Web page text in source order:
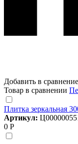
Добавить в сравнение
Товар в сравнении
Плитка зеркальная
Артикул:
0 Р